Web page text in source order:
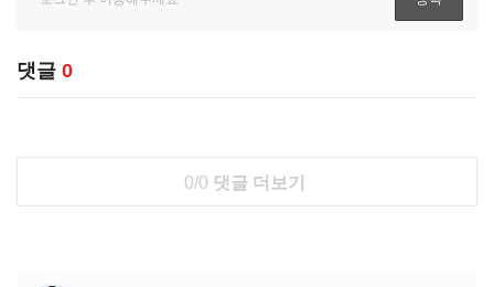
댓글 0
0/0 댓글 더보기